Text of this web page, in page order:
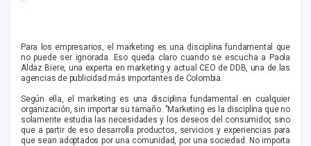
Para los empresarios, el marketing es una disciplina fundamental que
no puede ser ignorada. Eso queda claro cuando se escucha a Paola
Aldaz Biere, una experta en marketing y actual CEO de DDB, una de las
agencias de publicidad más importantes de Colombia.
Según ella, el marketing es una disciplina fundamental en cualquier
organización, sin importar su tamaño. "Marketing es la disciplina que no
solamente estudia las necesidades y los deseos del consumidor, sino
que a partir de eso desarrolla productos, servicios y experiencias para
que sean adoptados por una comunidad, por una sociedad. No importa